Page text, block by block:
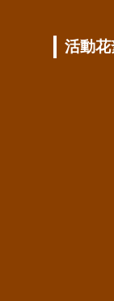
活動花